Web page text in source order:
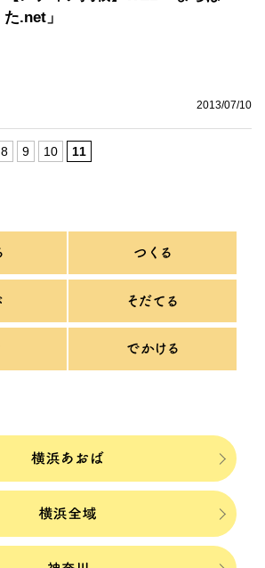
た.net」
2013/07/10
8 9 10 11